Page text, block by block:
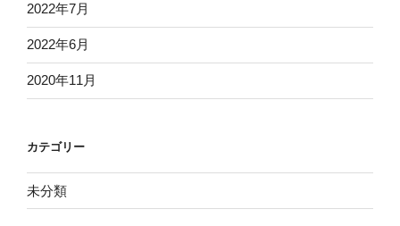
2022年7月
2022年6月
2020年11月
カテゴリー
未分類